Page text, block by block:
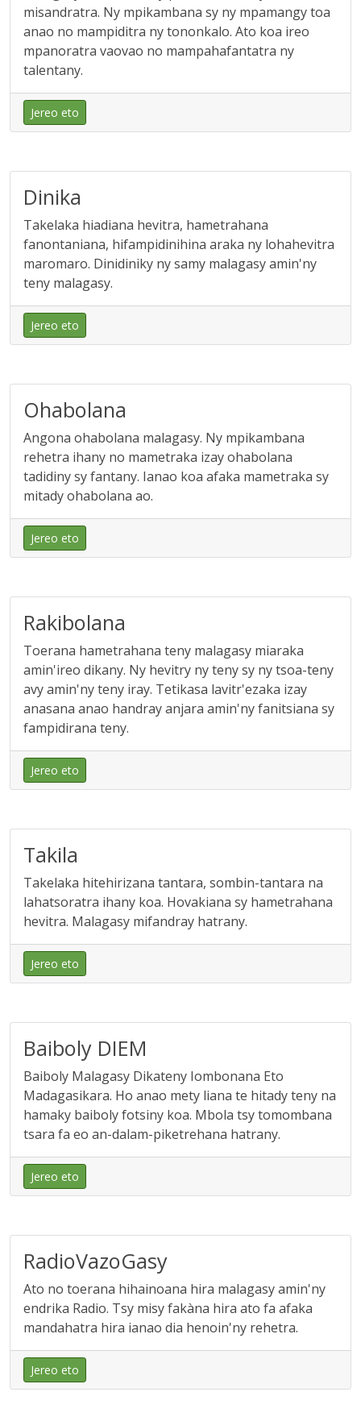
misandratra. Ny mpikambana sy ny mpamangy toa
anao no mampiditra ny tononkalo. Ato koa ireo
mpanoratra vaovao no mampahafantatra ny
talentany.
Jereo eto
Dinika
Takelaka hiadiana hevitra, hametrahana
fanontaniana, hifampidinihina araka ny lohahevitra
maromaro. Dinidiniky ny samy malagasy amin'ny
teny malagasy.
Jereo eto
Ohabolana
Angona ohabolana malagasy. Ny mpikambana
rehetra ihany no mametraka izay ohabolana
tadidiny sy fantany. Ianao koa afaka mametraka sy
mitady ohabolana ao.
Jereo eto
Rakibolana
Toerana hametrahana teny malagasy miaraka
amin'ireo dikany. Ny hevitry ny teny sy ny tsoa-teny
avy amin'ny teny iray. Tetikasa lavitr'ezaka izay
anasana anao handray anjara amin'ny fanitsiana sy
fampidirana teny.
Jereo eto
Takila
Takelaka hitehirizana tantara, sombin-tantara na
lahatsoratra ihany koa. Hovakiana sy hametrahana
hevitra. Malagasy mifandray hatrany.
Jereo eto
Baiboly DIEM
Baiboly Malagasy Dikateny Iombonana Eto
Madagasikara. Ho anao mety liana te hitady teny na
hamaky baiboly fotsiny koa. Mbola tsy tomombana
tsara fa eo an-dalam-piketrehana hatrany.
Jereo eto
RadioVazoGasy
Ato no toerana hihainoana hira malagasy amin'ny
endrika Radio. Tsy misy fakàna hira ato fa afaka
mandahatra hira ianao dia henoin'ny rehetra.
Jereo eto